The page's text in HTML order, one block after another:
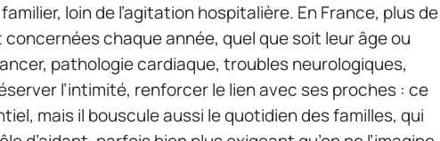
loin de l’agitation hospitalière. En France, plus de
chaque année, quel que soit leur âge ou
pathologie cardiaque, troubles neurologiques,
l’intimité, renforcer le lien avec ses proches : ce
mais il bouscule aussi le quotidien des familles, qui